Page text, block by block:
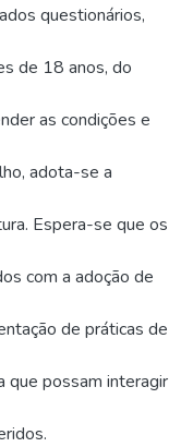
questionários,
de 18 anos, do
as condições e
adota-se a
Espera-se que os
com a adoção de
de práticas de
que possam interagir